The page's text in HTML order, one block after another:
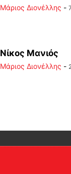
Μάριος Διονέλλης -
Νίκος Μανιός
Μάριος Διονέλλης -